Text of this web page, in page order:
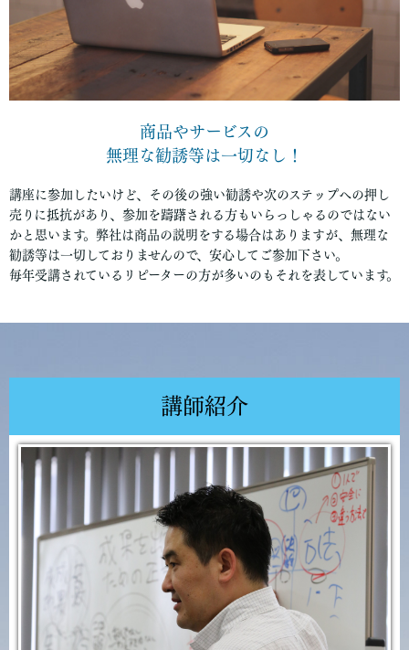
商品やサービスの
無理な勧誘等は一切なし！
講座に参加したいけど、その後の強い勧誘や次のステップへの押し
売りに抵抗があり、参加を躊躇される方もいらっしゃるのではない
かと思います。弊社は商品の説明をする場合はありますが、無理な
勧誘等は一切しておりませんので、安心してご参加下さい。
毎年受講されているリピーターの方が多いのもそれを表しています。
講師紹介